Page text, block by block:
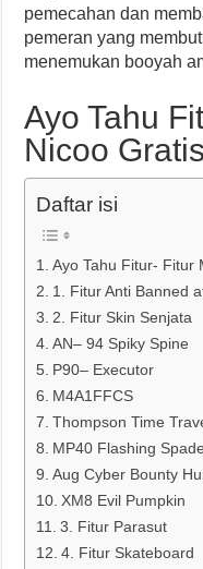
pemecahan dan
pemeran yang
menemukan booyah
Ayo Tahu
Nicoo
Daftar isi
Ayo Tahu Fitur- Fitur
1. Fitur Anti Banned
2. Fitur Skin Senjata
AN– 94 Spiky Spine
P90– Executor
M4A1FFCS
Thompson Time
MP40 Flashing
Aug Cyber Bounty
XM8 Evil Pumpkin
3. Fitur Parasut
4. Fitur Skateboard